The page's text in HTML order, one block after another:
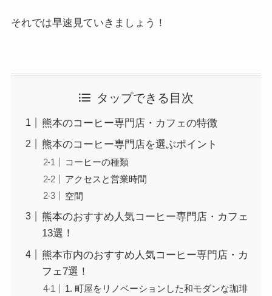
それでは早速見ていきましょう！
タップできる目次
熊本のコーヒー専門店・カフェの特徴
熊本のコーヒー専門店を選ぶポイント
コーヒーの種類
アクセスと営業時間
空間
熊本のおすすめ人気コーヒー専門店・カフェ
13選！
熊本市内のおすすめ人気コーヒー専門店・カ
フェ7選！
1. 町屋をリノベーションした和モダンな珈琲